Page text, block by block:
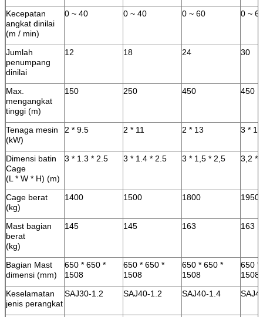
Kecepatan
angkat dinilai
(m / min)
0 ~ 40 0 ~ 40 0 ~ 60 0 ~
Jumlah
penumpang
dinilai
12 18 24 30
Max.
mengangkat
tinggi (m)
150 250 450 450
Tenaga mesin
(kW)
2 * 9.5 2 * 11 2 * 13 3 *
Dimensi batin
Cage
(L * W * H) (m)
3 * 1.3 * 2.5 3 * 1.4 * 2.5 3 * 1,5 * 2,5 3,2 *
Cage berat
(kg)
1400 1500 1800 1950
Mast bagian
berat
(kg)
145 145 163 163
Bagian Mast
dimensi (mm)
650 * 650 *
1508
650 * 650 *
1508
650 * 650 *
1508
650 *
1508
Keselamatan
jenis perangkat
SAJ30-1.2 SAJ40-1.2 SAJ40-1.4